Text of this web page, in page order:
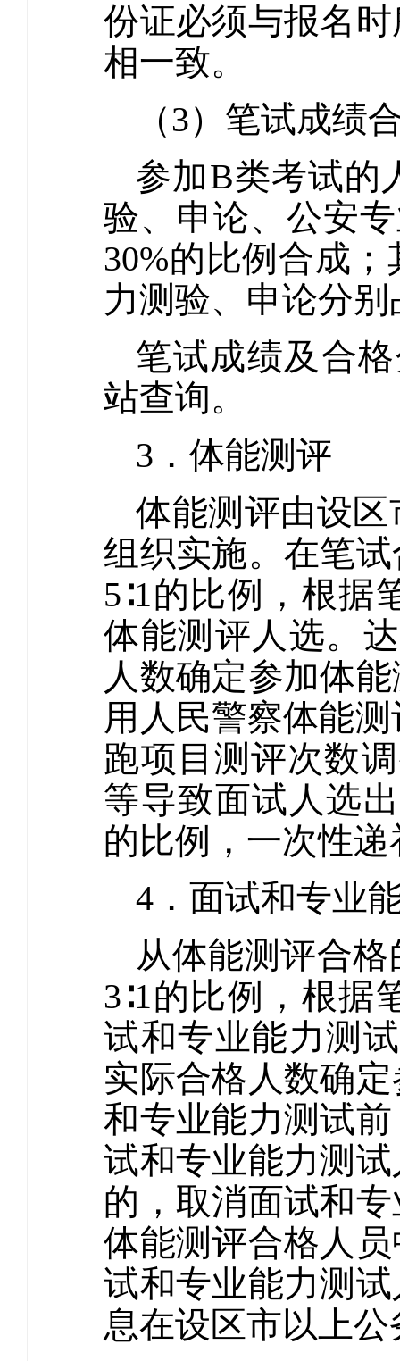
份证必须与报名
相一致。
（3）笔试成绩
参加B类考试的
验、申论、公安
30%的比例合成
力测验、申论分
笔试成绩及合
站查询。
3．体能测评
体能测评由设
组织实施。在笔
5∶1的比例，根据
体能测评人选。
人数确定参加体
用人民警察体能
跑项目测评次数
等导致面试人选
的比例，一次性
4．面试和专
从体能测评合
3∶1的比例，根据
试和专业能力测
实际合格人数确
和专业能力测试
试和专业能力测
的，取消面试和
体能测评合格人
试和专业能力测
息在设区市以上